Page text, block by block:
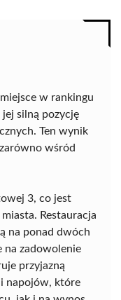
w rankingu
silną pozycję
Ten wynik
wśród
3, co jest
Restauracja
na ponad dwóch
na zadowolenie
przyjazną
napojów, które